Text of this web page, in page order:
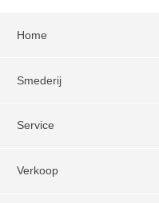
Home
Smederij
Service
Verkoop